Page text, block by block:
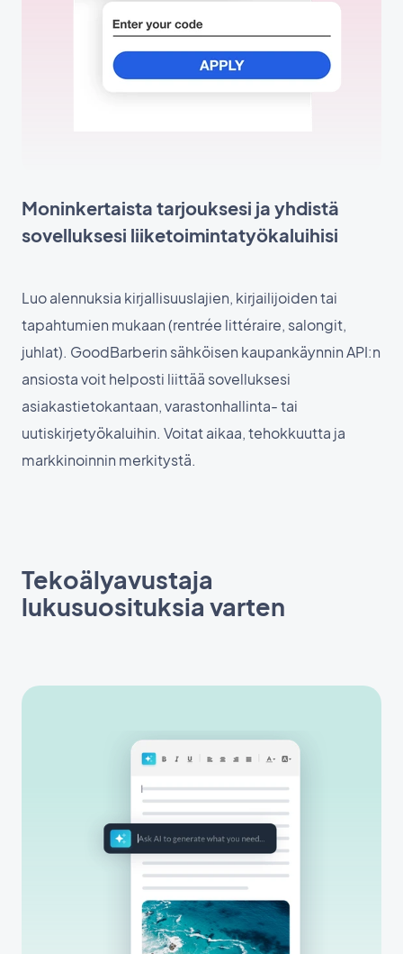
Moninkertaista tarjouksesi ja yhdistä
sovelluksesi liiketoimintatyökaluihisi
Luo alennuksia kirjallisuuslajien, kirjailijoiden tai
tapahtumien mukaan (rentrée littéraire, salongit,
juhlat). GoodBarberin sähköisen kaupankäynnin API:n
ansiosta voit helposti liittää sovelluksesi
asiakastietokantaan, varastonhallinta- tai
uutiskirjetyökaluihin. Voitat aikaa, tehokkuutta ja
markkinoinnin merkitystä.
Tekoälyavustaja
lukusuosituksia varten